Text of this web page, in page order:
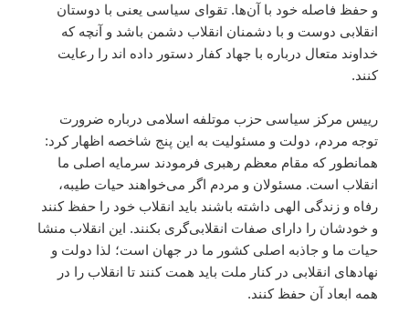
و حفظ فاصله خود با آن‌ها. تقوای سیاسی یعنی با دوستان
انقلابی دوست و با دشمنان انقلاب دشمن باشد و آنچه که
خداوند متعال درباره با جهاد کفار دستور داده اند را رعایت
کنند.
رییس مرکز سیاسی حزب موتلفه اسلامی درباره ضرورت
توجه مردم، دولت و مسئولیت به این پنج شاخصه اظهار کرد:
همانطور که مقام معظم رهبری فرمودند سرمایه اصلی ما
انقلاب است. مسئولان و مردم اگر می‌خواهند حیات طیبه،
رفاه و زندگی الهی داشته باشند باید انقلاب خود را حفظ کنند
و خودشان را دارای صفات انقلابی‌گری بکنند. این انقلاب منشا
حیات ما و جاذبه اصلی کشور ما در جهان است؛ لذا دولت و
نهادهای انقلابی در کنار ملت باید همت کنند تا انقلاب را در
همه ابعاد آن حفظ کنند.